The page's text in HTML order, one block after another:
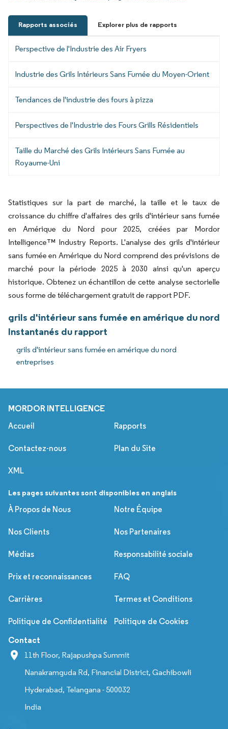
Rapports associés Explorer plus de rapports
Perspective de l'Industrie des Air Fryers
Industrie des Grils Intérieurs Sans Fumée du Moyen-Orient
Tendances de l'industrie des fours à pizza
Perspectives de l'Industrie des Fours Grills Résidentiels
Taille du Marché des Grils Intérieurs Sans Fumée au
Royaume-Uni
Statistiques sur la part de marché, la taille et le taux de
croissance du chiffre d'affaires des grils d'intérieur sans fumée
en Amérique du Nord pour 2025, créées par Mordor
Intelligence™ Industry Reports. L'analyse des grils d'intérieur
sans fumée en Amérique du Nord comprend des prévisions de
marché pour la période 2025 à 2030 ainsi qu'un aperçu
historique. Obtenez un échantillon de cette analyse sectorielle
sous forme de téléchargement gratuit de rapport PDF.
grils d'intérieur sans fumée en amérique du nord
Instantanés du rapport
grils d'intérieur sans fumée en amérique du nord
entreprises
MORDOR INTELLIGENCE
Accueil Rapports
Contactez-nous Plan du Site
XML
Les pages suivantes sont disponibles en anglais
À Propos de Nous
Notre Équipe
Nos Clients Nos Partenaires
Médias Responsabilité sociale
Prix et reconnaissances FAQ
Carrières Termes et Conditions
Politique de Confidentialité Politique de Cookies
Contact
11th Floor, Rajapushpa Summit
Nanakramguda Rd, Financial District, Gachibowli
Hyderabad, Telangana - 500032
India